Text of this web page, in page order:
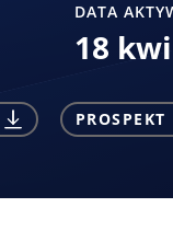
DATA
18
PROSPEKT